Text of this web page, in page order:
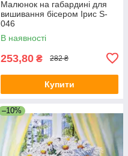
Малюнок на габардині для
вишивання бісером Ірис S-
046
В наявності
253,80 ₴ 282 ₴
Купити
–10%